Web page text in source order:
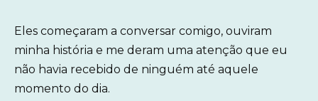
Eles começaram a conversar comigo, ouviram
minha história e me deram uma atenção que eu
não havia recebido de ninguém até aquele
momento do dia.